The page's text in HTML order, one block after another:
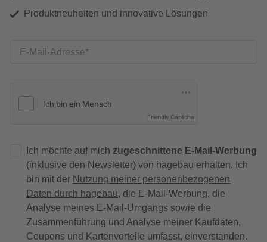
Produktneuheiten und innovative Lösungen
E-Mail-Adresse
Friendly Captcha
Ich möchte auf mich zugeschnittene E-Mail-Werbung
(inklusive den Newsletter) von hagebau erhalten. Ich
bin mit der Nutzung meiner personenbezogenen
Daten durch hagebau, die E-Mail-Werbung, die
Analyse meines E-Mail-Umgangs sowie die
Zusammenführung und Analyse meiner Kaufdaten,
Coupons und Kartenvorteile umfasst, einverstanden.